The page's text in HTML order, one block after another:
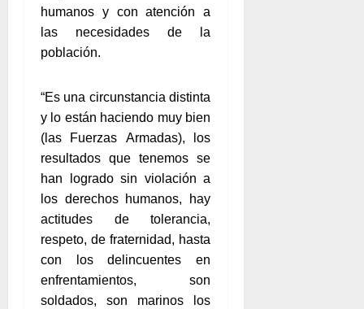
humanos y con atención a
las necesidades de la
población.
“Es una circunstancia distinta
y lo están haciendo muy bien
(las Fuerzas Armadas), los
resultados que tenemos se
han logrado sin violación a
los derechos humanos, hay
actitudes de tolerancia,
respeto, de fraternidad, hasta
con los delincuentes en
enfrentamientos, son
soldados, son marinos los